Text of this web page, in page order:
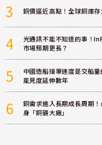
3 銅價逼近高點！全球銅庫
4
光通訊不能不知道的事！
市場預期更長？
5
中國造船接單速度是交船
能見度延伸數年
6
銅需求進入長期成長周期
身「銅礦大廠」